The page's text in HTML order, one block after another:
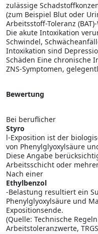
zulässige
(zum Beispiel Blut oder
Arbeitsstoff-Toleranz
Die akute Intoxikation
Schwindel,
Intoxikation sind
Schäden Eine chronische
ZNS-Symptomen,
Bewertung
Bei beruflicher
Styro
l-Exposition ist der
von Phenylglyoxylsäure
Diese Angabe
Arbeitsschicht oder
Nach einer
Ethylbenzol
-Belastung resultiert ein
Phenylglyoxylsäure und
Expositionsende.
(Quelle: Technische
Arbeitstoleranzwerte,